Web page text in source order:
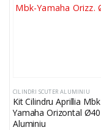
CILINDRI SCUTER ALUMINIU
Kit Cilindru Aprillia Mbk
Yamaha Orizontal Ø40
Aluminiu